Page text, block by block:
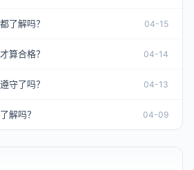
了解吗？ 04-15
算合格？ 04-14
守了吗？ 04-13
解吗？ 04-09